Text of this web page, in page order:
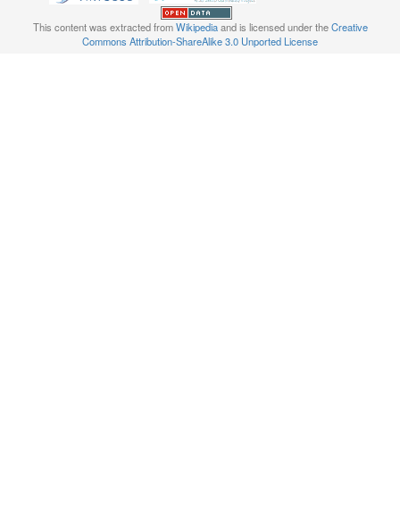
This content was extracted fromWikipediaand is licensed under theCreative
Commons Attribution-ShareAlike 3.0 Unported License